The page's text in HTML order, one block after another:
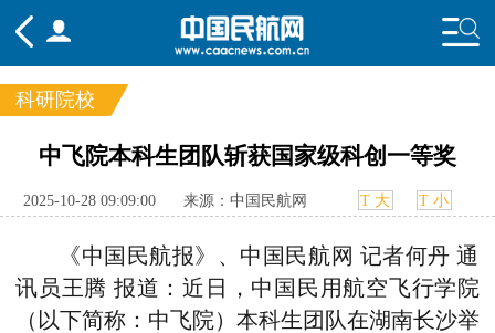
频道
国内 国际
行业
科研院校
中飞院本科生团队斩获国家级科创一等奖
2025-10-28 09:09:00 来源：中国民航网 T 大 T 小
《中国民航报》、中国民航网 记者何丹 通
讯员王腾 报道： 近日，中国民用航空飞行学院
（以下简称：中飞院）本科生团队在湖南长沙举